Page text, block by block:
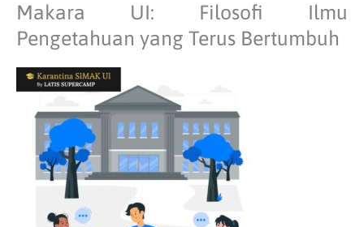
Makara UI: Filosofi Ilmu
Pengetahuan yang Terus Bertumbuh